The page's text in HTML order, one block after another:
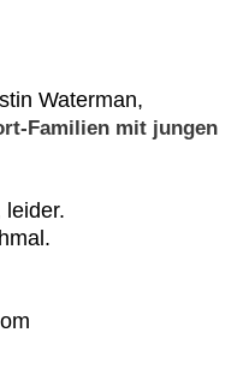
Waterman,
Familien mit jungen
leider.